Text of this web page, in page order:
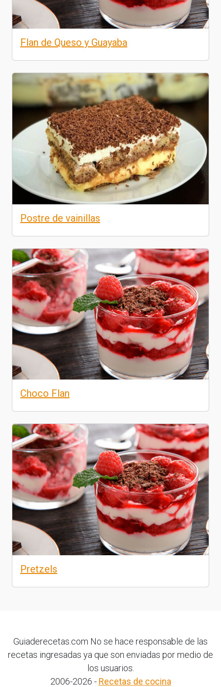
Flan de Queso y Guayaba
Postre de vainillas
Choco Flan
Pretzels
Guiaderecetas.com No se hace responsable de las
recetas ingresadas ya que son enviadas por medio de
los usuarios.
2006-2026 - Recetas de cocina